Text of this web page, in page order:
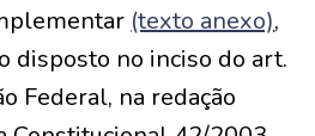
(texto anexo),
disposto no inciso do art.
Federal, na redação